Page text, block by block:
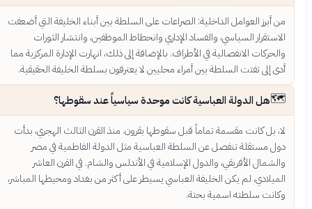
من أبرز العوامل الداخلية: الصراعات على السلطة بين أبناء الخليفة التي أضعفت
الاستقرار السياسي، والفساد الإداري وانحطاط الموظفين، وانتشار الثورات
والحركات الانفصالية في الأطراف. بالإضافة إلى ذلك، انهارت الإدارة المركزية مما
أدى إلى تفتت السلطة بين أمراء محليين لا يعترفون بسلطة الخليفة الحقيقية.
هل الدولة العباسية كانت موحدة سياسياً عند سقوطها؟
لا، بل كانت مقسمة تماماً قبل سقوطها بقرون. منذ القرن الثالث الهجري، بدأت
دول مستقلة تنفصل عن السلطة العباسية مثل الدولة الفاطمية في مصر
والشمال الأفريقي، والدول الإسلامية في الأندلس والشام. في القرن العاشر
الميلادي، لم يكن الخليفة العباسي يسيطر على أكثر من بغداد ومحيطها المباشر،
وكانت سلطته اسمية بحتة.